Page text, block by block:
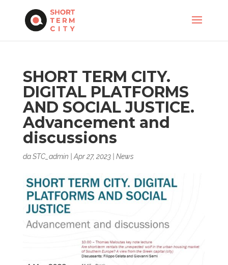
SHORT TERM CITY.
DIGITAL PLATFORMS
AND SOCIAL JUSTICE.
Advancement and
discussions
daSTC_admin Apr 27, 2023| News